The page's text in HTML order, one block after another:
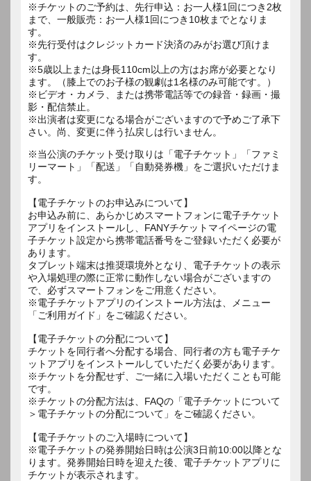
※チケットのご予約は、先行申込：お一人様1回につき2枚
まで、一般販売：お一人様1回につき10枚までとなりま
す。
※先行受付はクレジットカード決済のみがお選び頂けま
す。
※5歳以上または身長110cm以上の方はお席が必要となり
ます。（膝上でのお子様の観劇は1名様のみ可能です。）
※ビデオ・カメラ、または携帯電話等での録音・録画・撮
影・配信禁止。
※出演者は変更になる場合がございますので予めご了承下
さい。尚、変更に伴う払戻しは行いません。
※当公演のチケット受け取りは「電子チケット」「ファミ
リーマート」「配送」「自動発券機」をご選択いただけま
す。
【電子チケットのお申込みについて】
お申込み前に、あらかじめスマートフォンに電子チケット
アプリをインストールし、FANYチケットマイページの電
子チケット設定から携帯電話番号をご登録いただく必要が
あります。
タブレット端末は推奨環境外となり、電子チケットの表示
や入場処理の際に正常に動作しない場合がございますの
で、必ずスマートフォンをご用意ください。
※電子チケットアプリのインストール方法は、メニュー
「ご利用ガイド」をご確認ください。
【電子チケットの分配について】
チケットを同行者へ分配する場合、同行者の方も電子チケ
ットアプリをインストールしていただく必要があります。
※チケットを分配せず、ご一緒に入場いただくことも可能
です。
※チケットの分配方法は、FAQの「電子チケットについて
＞電子チケットの分配について」をご確認ください。
【電子チケットのご入場時について】
※電子チケットの発券開始日時は公演3日前10:00以降とな
ります。発券開始日時を迎えた後、電子チケットアプリに
チケットが表示されます。